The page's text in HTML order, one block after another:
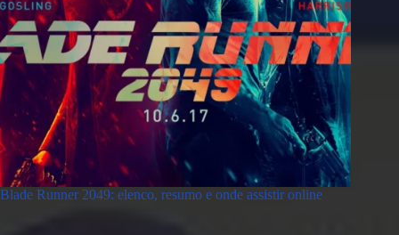
Blade Runner 2049: elenco, resumo e onde assistir online